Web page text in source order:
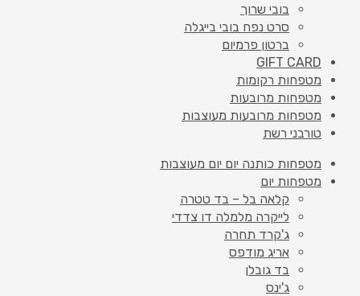
בובי שרוך
סרט נפח בובי בייגלה
ברטון פרמיום
GIFT CARD
מטפחות רקומות
מטפחות מרובעות
מטפחות מרובעות מעוצבות
טורבני רשת
מטפחות כותנה יום יום מעוצבות
מטפחות יום
קלאה בל – בד טטרה
לייקרה מלמלה דו צדדי
ג'קרד תחרה
אריג מודפס
בד גובלן
ג'ינס